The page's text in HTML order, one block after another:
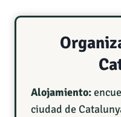
Alojamiento:
ciudad de